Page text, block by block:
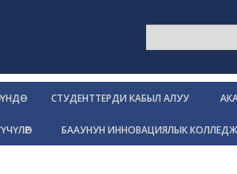
СТУДЕНТТЕРДИ КАБЫЛ АЛУУ
БААУНУН ИННОВАЦИЯЛЫК